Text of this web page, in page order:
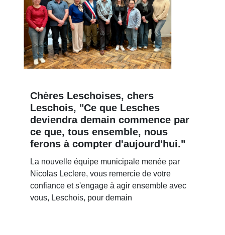
Chères Leschoises, chers
Leschois, "Ce que Lesches
deviendra demain commence par
ce que, tous ensemble, nous
ferons à compter d'aujourd'hui."
La nouvelle équipe municipale menée par
Nicolas Leclere, vous remercie de votre
confiance et s'engage à agir ensemble avec
vous, Leschois, pour demain